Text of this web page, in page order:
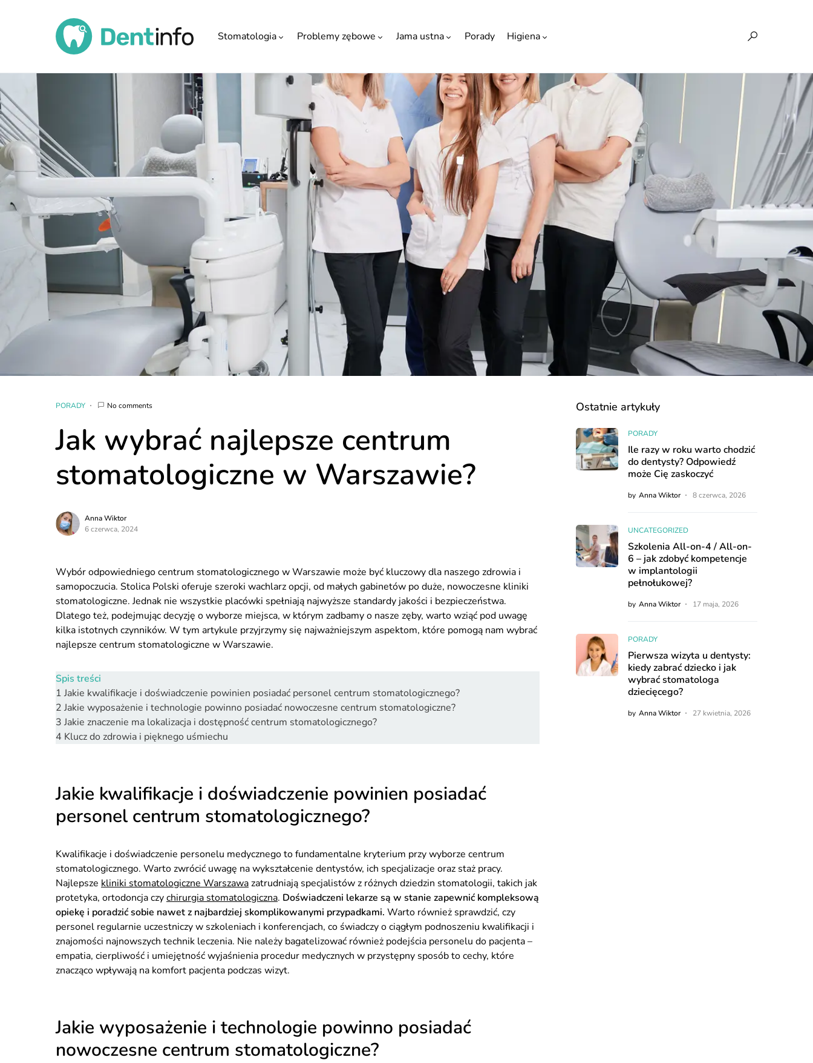
Stomatologia Problemy zębowe Jama ustna Porady Higiena
PORADY No comments
Jak wybrać najlepsze centrum
stomatologiczne w Warszawie?
Anna Wiktor
6 czerwca, 2024
Wybór odpowiedniego centrum stomatologicznego w Warszawie może być kluczowy dla naszego zdrowia i
samopoczucia. Stolica Polski oferuje szeroki wachlarz opcji, od małych gabinetów po duże, nowoczesne kliniki
stomatologiczne. Jednak nie wszystkie placówki spełniają najwyższe standardy jakości i bezpieczeństwa.
Dlatego też, podejmując decyzję o wyborze miejsca, w którym zadbamy o nasze zęby, warto wziąć pod uwagę
kilka istotnych czynników. W tym artykule przyjrzymy się najważniejszym aspektom, które pomogą nam wybrać
najlepsze centrum stomatologiczne w Warszawie.
Spis treści
1 Jakie kwalifikacje i doświadczenie powinien posiadać personel centrum stomatologicznego?
2 Jakie wyposażenie i technologie powinno posiadać nowoczesne centrum stomatologiczne?
3 Jakie znaczenie ma lokalizacja i dostępność centrum stomatologicznego?
4 Klucz do zdrowia i pięknego uśmiechu
Jakie kwalifikacje i doświadczenie powinien posiadać
personel centrum stomatologicznego?
Kwalifikacje i doświadczenie personelu medycznego to fundamentalne kryterium przy wyborze centrum
stomatologicznego. Warto zwrócić uwagę na wykształcenie dentystów, ich specjalizacje oraz staż pracy.
Najlepsze kliniki stomatologiczne Warszawazatrudniają specjalistów z różnych dziedzin stomatologii, takich jak
protetyka, ortodoncja czychirurgia stomatologiczna. Doświadczeni lekarze są w stanie zapewnić kompleksową
opiekę i poradzić sobie nawet z najbardziej skomplikowanymi przypadkami. Warto również sprawdzić, czy
personel regularnie uczestniczy w szkoleniach i konferencjach, co świadczy o ciągłym podnoszeniu kwalifikacji i
znajomości najnowszych technik leczenia. Nie należy bagatelizować również podejścia personelu do pacjenta –
empatia, cierpliwość i umiejętność wyjaśnienia procedur medycznych w przystępny sposób to cechy, które
znacząco wpływają na komfort pacjenta podczas wizyt.
Jakie wyposażenie i technologie powinno posiadać
nowoczesne centrum stomatologiczne?
Ostatnie artykuły
PORADY
Ile razy w roku warto chodzić
do dentysty? Odpowiedź
może Cię zaskoczyć
by Anna Wiktor 8 czerwca, 2026
UNCATEGORIZED
Szkolenia All-on-4 / All-on-
6 – jak zdobyć kompetencje
w implantologii
pełnołukowej?
by Anna Wiktor 17 maja, 2026
PORADY
Pierwsza wizyta u dentysty:
kiedy zabrać dziecko i jak
wybrać stomatologa
dziecięcego?
by Anna Wiktor 27 kwietnia, 2026